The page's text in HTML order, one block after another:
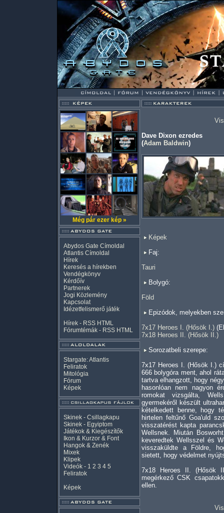
Még pár ezer kép »
Abydos Gate Címoldal
Atlantis Címoldal
Hírek
Keresés a hírekben
Vendégkönyv
Kérdőív
Partnerek
Jogi Közlemény
Kapcsolat
Idézetfelismerő játék
Hírek - RSS HTML
Fórumtémák - RSS HTML
Stargate: Atlantis
Feliratok
Mitológia
Fórum
Képek
Skinek - Csillagkapu
Skinek - Egyiptom
Játékok & Kiegészítők
Ikon & Kurzor & Font
Hangok & Zenék
Mixek
Klipek
Videók - 1 2 3 4 5
Feliratok
Képek
Dave Dixon ezredes
(Adam Baldwin)
Képek
Faj:
Tauri
Bolygó:
Föld
Epizódok, melyekben
7x17 Heroes I. (Hősök I.)
7x18 Heroes II. (Hősök II.)
Sorozatbeli szerepe:
7x17 Heroes I. (Hősök I.)
666 bolygóra ment, ahol
tartva elhangzott, hogy
hasonlóan nem nagyon
romokat vizsgálta,
gyermekéről készült
kételkedett benne, hogy
hirtelen feltűnő Goa'uld
visszatérést kapta
Wellsnek. Miután
keveredtek Wellsszel és
visszaküldte a Földre,
sietett, hogy védelmet
7x18 Heroes II. (Hősök
megérkező CSK
ellen.